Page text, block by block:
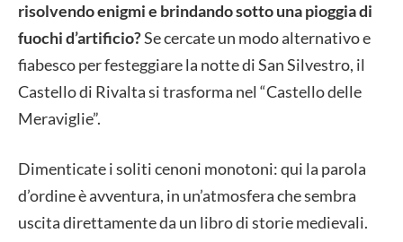
risolvendo enigmi e brindando sotto una pioggia di
fuochi d’artificio?Se cercate un modo alternativo e
fiabesco per festeggiare la notte di San Silvestro, il
Castello di Rivalta si trasforma nel “Castello delle
Meraviglie”.
Dimenticate i soliti cenoni monotoni: qui la parola
d’ordine è avventura, in un’atmosfera che sembra
uscita direttamente da un libro di storie medievali.